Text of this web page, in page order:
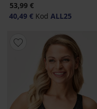
53,99 €
40,49 € Kod ALL25